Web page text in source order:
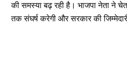
की समस्या बढ़ रही है। भाजपा नेता ने
तक संघर्ष करेगी और सरकार की